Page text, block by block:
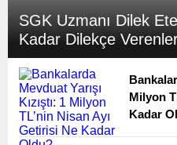
SGK Uzmanı Dilek
Kadar Dilekçe
Yüksek Maaş Alacak!
Milyon
Kadar